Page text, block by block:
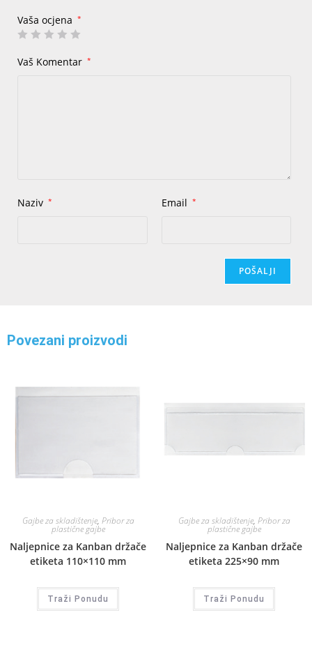
Vaša ocjena *
Vaš Komentar *
Naziv * Email *
Povezani proizvodi
Gajbe za skladištenje, Pribor za
plastične gajbe
Naljepnice za Kanban držače
etiketa 110×110 mm
Traži Ponudu
Gajbe za skladištenje, Pribor za
plastične gajbe
Naljepnice za Kanban držače
etiketa 225×90 mm
Traži Ponudu